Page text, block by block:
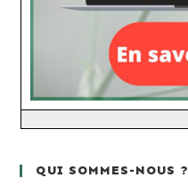
QUI SOMMES-NOUS ?